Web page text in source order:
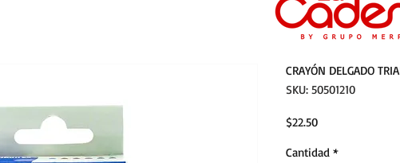
CRAYÓN DELGADO
SKU: 50501210
$22.50Precio
Cantidad *